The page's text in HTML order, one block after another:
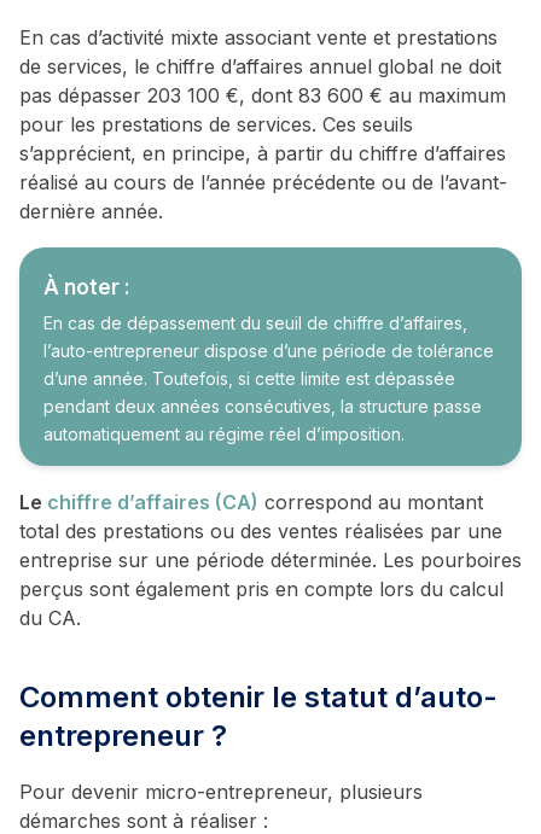
En cas d’activité mixte associant vente et prestations
de services, le chiffre d’affaires annuel global ne doit
pas dépasser 203 100 €, dont 83 600 € au maximum
pour les prestations de services. Ces seuils
s’apprécient, en principe, à partir du chiffre d’affaires
réalisé au cours de l’année précédente ou de l’avant-
dernière année.
À noter :
En cas de dépassement du seuil de chiffre d’affaires,
l’auto-entrepreneur dispose d’une période de tolérance
d’une année. Toutefois, si cette limite est dépassée
pendant deux années consécutives, la structure passe
automatiquement au régime réel d’imposition.
Le chiffre d’affaires (CA) correspond au montant
total des prestations ou des ventes réalisées par une
entreprise sur une période déterminée. Les pourboires
perçus sont également pris en compte lors du calcul
du CA.
Comment obtenir le statut d’auto-
entrepreneur ?
Pour devenir micro-entrepreneur, plusieurs
démarches sont à réaliser :